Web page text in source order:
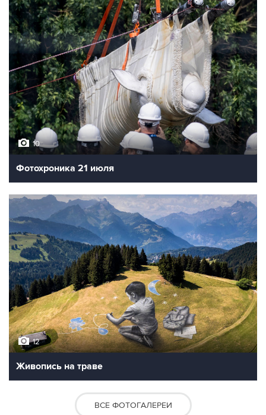
10
Фотохроника 21 июля
12
Живопись на траве
ВСЕ ФОТОГАЛЕРЕИ